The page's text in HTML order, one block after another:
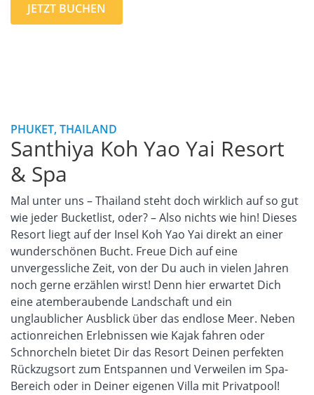
JETZT BUCHEN
PHUKET, THAILAND
Santhiya Koh Yao Yai Resort
& Spa
Mal unter uns – Thailand steht doch wirklich auf so gut
wie jeder Bucketlist, oder? – Also nichts wie hin! Dieses
Resort liegt auf der Insel Koh Yao Yai direkt an einer
wunderschönen Bucht. Freue Dich auf eine
unvergessliche Zeit, von der Du auch in vielen Jahren
noch gerne erzählen wirst! Denn hier erwartet Dich
eine atemberaubende Landschaft und ein
unglaublicher Ausblick über das endlose Meer. Neben
actionreichen Erlebnissen wie Kajak fahren oder
Schnorcheln bietet Dir das Resort Deinen perfekten
Rückzugsort zum Entspannen und Verweilen im Spa-
Bereich oder in Deiner eigenen Villa mit Privatpool!